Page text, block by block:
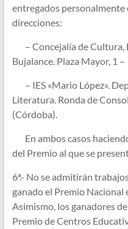
entregados personalmente
direcciones:
– Concejalía de Cultura,
Bujalance. Plaza Mayor, 1
– IES «Mario López».
Literatura. Ronda de
(Córdoba).
En ambos casos
del Premio al que se
6ª.- No se admitirán
ganado el Premio Nacional
Asimismo, los ganadores
Premio de Centros